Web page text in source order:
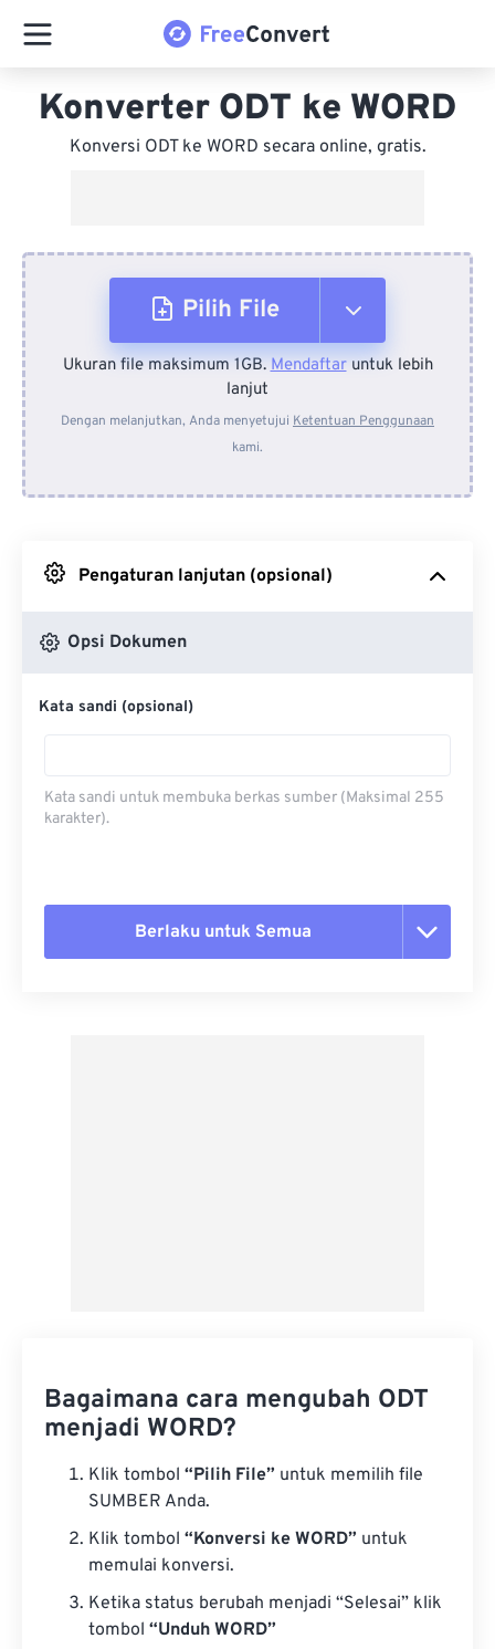
Konverter ODT ke WORD
Konversi ODT ke WORD secara online, gratis.
Pilih File
Dari Perangkat
Dari Dropbox
Ukuran file maksimum 1GB.Mendaftaruntuk lebih
lanjut
Dengan melanjutkan, Anda menyetujui Ketentuan Penggunaan
kami.
Pengaturan lanjutan (opsional)
Opsi Dokumen
Kata sandi (opsional)
Kata sandi untuk membuka berkas sumber (Maksimal 255
karakter).
Berlaku untuk Semua
Bagaimana cara mengubah ODT
menjadi WORD?
Klik tombol “Pilih File” untuk memilih file
SUMBER Anda.
Klik tombol “Konversi ke WORD” untuk
memulai konversi.
Ketika status berubah menjadi “Selesai” klik
tombol “Unduh WORD”